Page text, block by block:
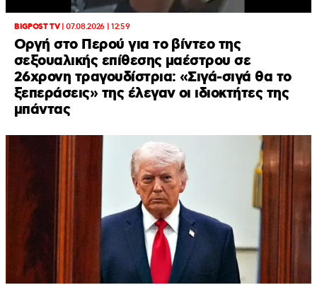
BIGPOST TV|07.08.2026 | 12:59
Οργή στο Περού για το βίντεο της
σεξουαλικής επίθεσης μαέστρου σε
26χρονη τραγουδίστρια: «Σιγά-σιγά θα το
ξεπεράσεις» της έλεγαν οι ιδιοκτήτες της
μπάντας